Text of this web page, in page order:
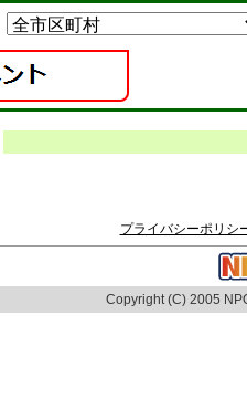
プライバシーポリシ
Copyright (C) 2005